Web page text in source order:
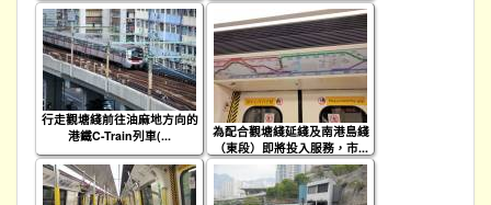
行走觀塘綫前往油麻地方向的
港鐵C-Train列車(...
為配合觀塘綫延綫及南港島綫
（東段）即將投入服務，市...